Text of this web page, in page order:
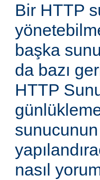
Bir HTTP
başka
da bazı
HTTP
nasıl